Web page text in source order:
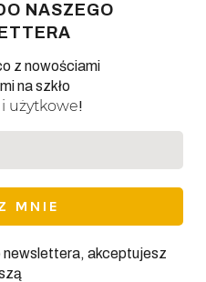
NASZEGO
z nowościami
na szkło
i użytkowe!
newslettera, akceptujesz